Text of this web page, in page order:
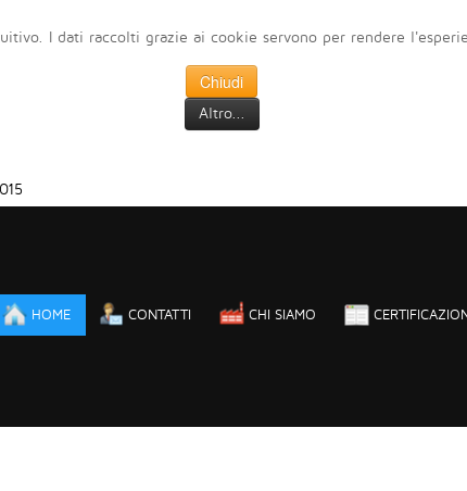
I dati raccolti grazie ai cookie servono per rendere
Chiudi
Altro...
HOME CONTATTI CHI SIAMO